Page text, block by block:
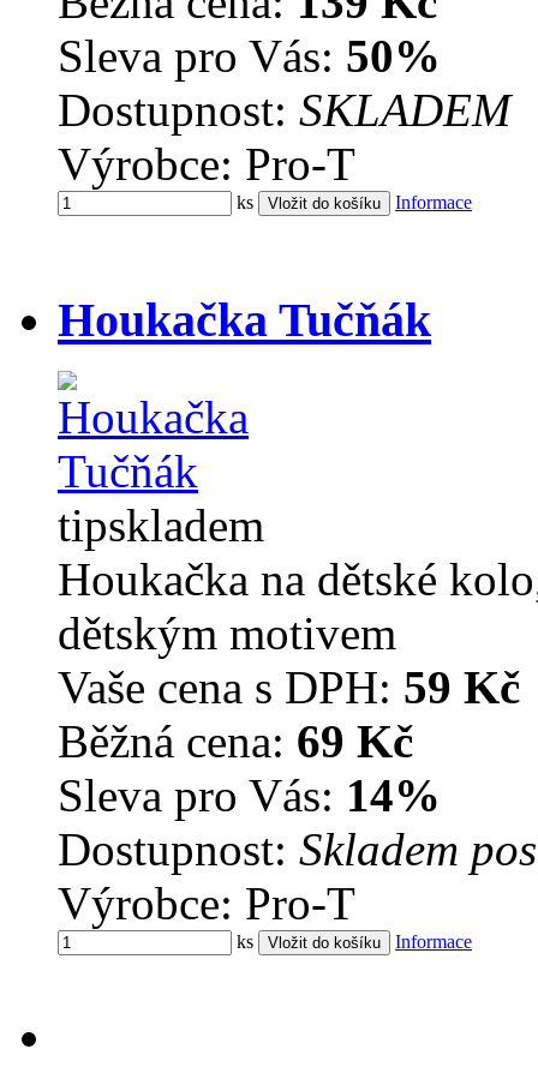
Sleva pro Vás: 50%
Dostupnost: SKLADEM
Výrobce: Pro-T
ks Informace
Houkačka Tučňák
tipskladem
Houkačka na dětské
dětským motivem
Vaše cena s DPH: 59 Kč
Běžná cena: 69 Kč
Sleva pro Vás: 14%
Dostupnost: Skladem
Výrobce: Pro-T
ks Informace